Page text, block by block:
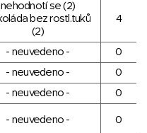
nehodnotí se (2)
bez rostl.tuků
(2)
4
- neuvedeno -
0
- neuvedeno -
0
- neuvedeno -
0
- neuvedeno - 0